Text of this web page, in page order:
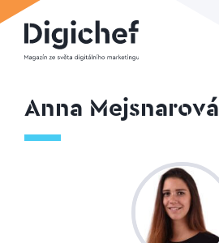
Anna Mejsnarová